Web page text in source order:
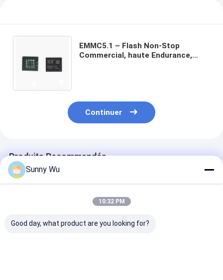
EMMC5.1 – Flash Non-Stop
Commercial, haute Endurance,
Continuer
Produits Recommandés
Sunny Wu
10:32 PM
Good day, what product are you looking for?